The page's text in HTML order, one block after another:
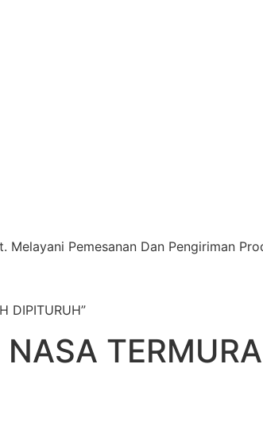
Pemesanan Dan Pengiriman
DIPITURUH”